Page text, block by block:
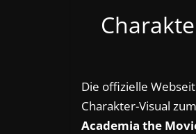
Die offizielle
Charakter-Visual
Academia the